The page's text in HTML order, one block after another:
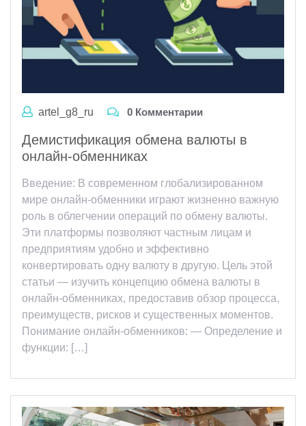
artel_g8_ru 0 Комментарии
Демистификация обмена валюты в
онлайн-обменниках
Введение: В современном глобализированном
мире онлайн-обменники играют жизненно важную
роль в облегчении операций по обмену валюты.
Эти платформы позволяют частным лицам и
предприятиям удобно и эффективно
конвертировать одну валюту в другую. Цель этой
статьи — изучить концепцию обмена валюты в
онлайн-обменниках, предоставив обзор процесса,
преимуществ, рисков и существенных моментов.
Понимание онлайн-обменников: — Определение и
функции: […]